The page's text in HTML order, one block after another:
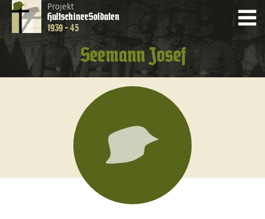
Projekt
HultschinerSoldaten
1939 - 45
Seemann Josef